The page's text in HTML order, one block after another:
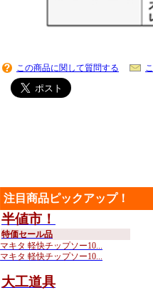
この商品に関して質問する
注目商品ピックアップ！
半値市！
特価セール品
マキタ 軽快チップソー10...
マキタ 軽快チップソー10...
大工道具